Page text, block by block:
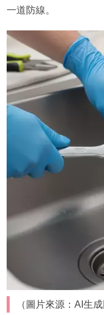
一道防線。
（圖片來源：AI生